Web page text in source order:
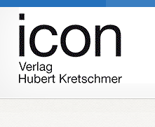
Zur
Navigation
springen
Zum
Inhalt
springen
About